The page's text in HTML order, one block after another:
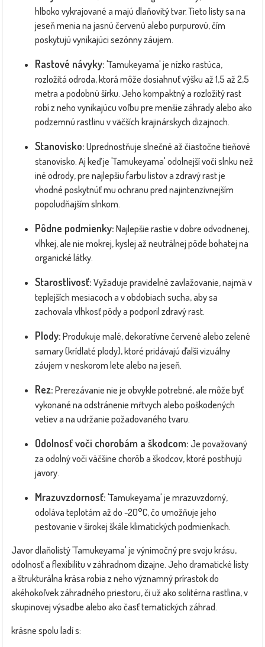
hlboko vykrajované a majú dlaňovitý tvar. Tieto listy sa na
jeseň menia na jasnú červenú alebo purpurovú, čím
poskytujú vynikajúci sezónny záujem.
Rastové návyky: 'Tamukeyama' je nízko rastúca,
rozložitá odroda, ktorá môže dosiahnuť výšku až 1,5 až 2,5
metra a podobnú šírku. Jeho kompaktný a rozložitý rast
robí z neho vynikajúcu voľbu pre menšie záhrady alebo ako
podzemnú rastlinu v väčších krajinárskych dizajnoch.
Stanovisko: Uprednostňuje slnečné až čiastočne tieňové
stanovisko. Aj keď je 'Tamukeyama' odolnejší voči slnku než
iné odrody, pre najlepšiu farbu listov a zdravý rast je
vhodné poskytnúť mu ochranu pred najintenzívnejším
popoludňajším slnkom.
Pôdne podmienky: Najlepšie rastie v dobre odvodnenej,
vlhkej, ale nie mokrej, kyslej až neutrálnej pôde bohatej na
organické látky.
Starostlivosť: Vyžaduje pravidelné zavlažovanie, najmä v
teplejších mesiacoch a v obdobiach sucha, aby sa
zachovala vlhkosť pôdy a podporil zdravý rast.
Plody: Produkuje malé, dekoratívne červené alebo zelené
samary (krídlaté plody), ktoré pridávajú ďalší vizuálny
záujem v neskorom lete alebo na jeseň.
Rez: Prerezávanie nie je obvykle potrebné, ale môže byť
vykonané na odstránenie mŕtvych alebo poškodených
vetiev a na udržanie požadovaného tvaru.
Odolnosť voči chorobám a škodcom: Je považovaný
za odolný voči väčšine chorôb a škodcov, ktoré postihujú
javory.
Mrazuvzdornosť: 'Tamukeyama' je mrazuvzdorný,
odoláva teplotám až do -20°C, čo umožňuje jeho
pestovanie v širokej škále klimatických podmienkach.
Javor dlaňolistý 'Tamukeyama' je výnimočný pre svoju krásu,
odolnosť a flexibilitu v záhradnom dizajne. Jeho dramatické listy
a štrukturálna krása robia z neho významný prírastok do
akéhokoľvek záhradného priestoru, či už ako solitérna rastlina, v
skupinovej výsadbe alebo ako časť tematických záhrad.
krásne spolu ladí s: